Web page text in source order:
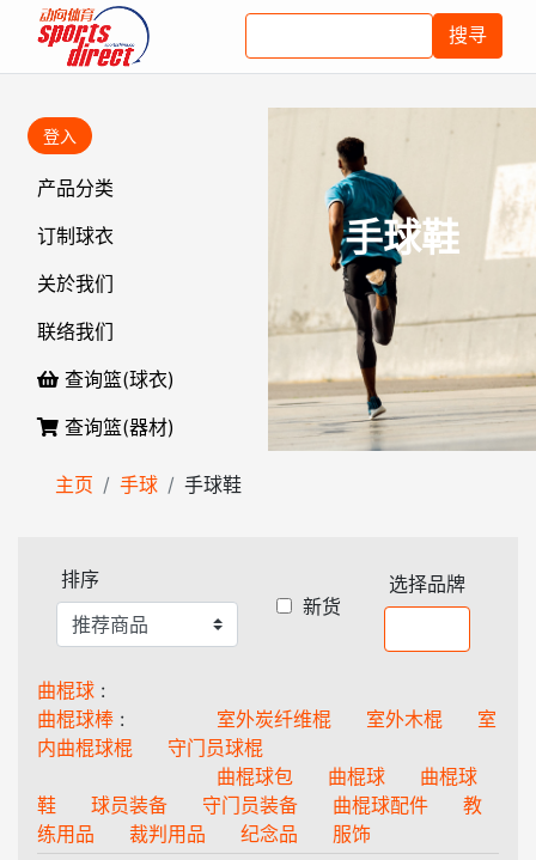
搜寻
登入
产品分类
订制球衣
关於我们
联络我们
查询篮(球衣)
查询篮(器材)
手球鞋
主页 手球 手球鞋
排序
新货
选择品牌
曲棍球 :
曲棍球棒 : 室外炭纤维棍 室外木棍
室
内曲棍球棍
守门员球棍
曲棍球包
曲棍球
曲棍球
鞋
球员装备 守门员装备 曲棍球配件
教
练用品
裁判用品 纪念品
服饰